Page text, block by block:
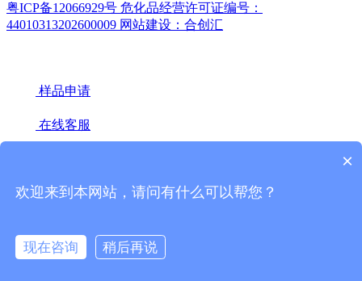
粤ICP备12066929号 危化品经营许可证编号：
44010313202600009 网站建设：合创汇
样品申请
在线客服
官方媒体
×
欢迎来到本网站，请问有什么可以帮您？
现在咨询 稍后再说